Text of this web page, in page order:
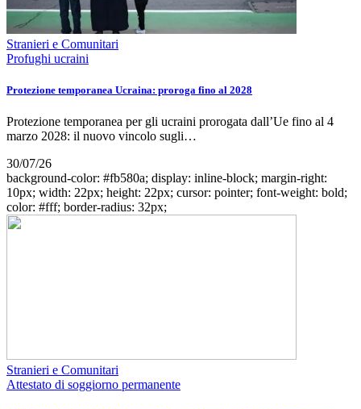
Stranieri e Comunitari
Profughi ucraini
Protezione temporanea Ucraina: proroga fino al 2028
Protezione temporanea per gli ucraini prorogata dall’Ue fino al 4
marzo 2028: il nuovo vincolo sugli…
30/07/26
background-color: #fb580a; display: inline-block; margin-right:
10px; width: 22px; height: 22px; cursor: pointer; font-weight: bold;
color: #fff; border-radius: 32px;
Stranieri e Comunitari
Attestato di soggiorno permanente